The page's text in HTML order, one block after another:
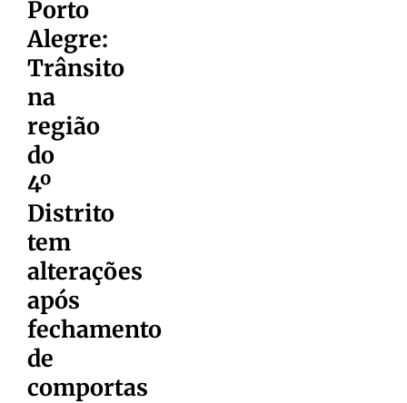
Porto
Alegre:
Trânsito
na
região
do
4º
Distrito
tem
alterações
após
fechamento
de
comportas